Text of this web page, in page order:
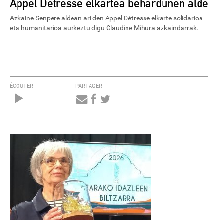
Appel Détresse elkartea behardunen alde
Azkaine-Senpere aldean ari den Appel Détresse elkarte solidarioa
eta humanitarioa aurkeztu digu Claudine Mihura azkaindarrak.
ÉCOUTER PARTAGER